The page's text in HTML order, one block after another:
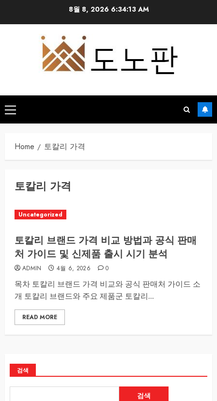
8월 8, 2026 6:34:13 AM
Primary
Menu
Home 토칼리 가격
토칼리 가격
Uncategorized
토칼리 브랜드 가격 비교 방법과 공식 판매
처 가이드 및 신제품 출시 시기 분석
ADMIN 4월 6, 2026 0
목차 토칼리 브랜드 가격 비교와 공식 판매처 가이드 소
개 토칼리 브랜드와 주요 제품군 토칼리...
READ MORE
검색
검색